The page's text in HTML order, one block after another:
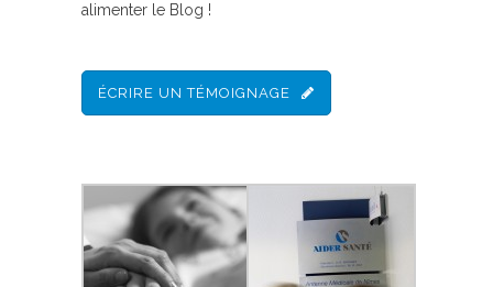
alimenter le Blog !
ÉCRIRE UN TÉMOIGNAGE